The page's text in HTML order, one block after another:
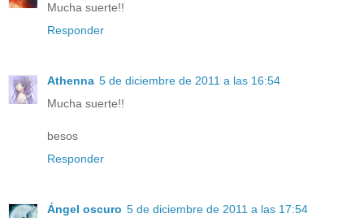
Mucha suerte!!
Responder
Athenna 5 de diciembre de 2011 a las 16:54
Mucha suerte!!
besos
Responder
Ángel oscuro 5 de diciembre de 2011 a las 17:54